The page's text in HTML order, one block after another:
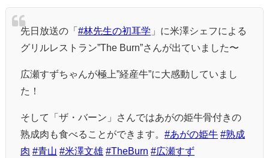
先日放送の「 #林先生の初耳学 」に米澤シェフによる
グリルレストラン”The Burn”さんが出ていました〜
広瀬すずちゃんが極上”経産牛”に大感動していまし
た！
そして「ザ・バーン」さんではあがの姫牛骨付きの
熟成肉も食べることができます。 #あがの姫牛 #熟成
肉 #青山 #米澤文雄 #TheBurn #広瀬すず